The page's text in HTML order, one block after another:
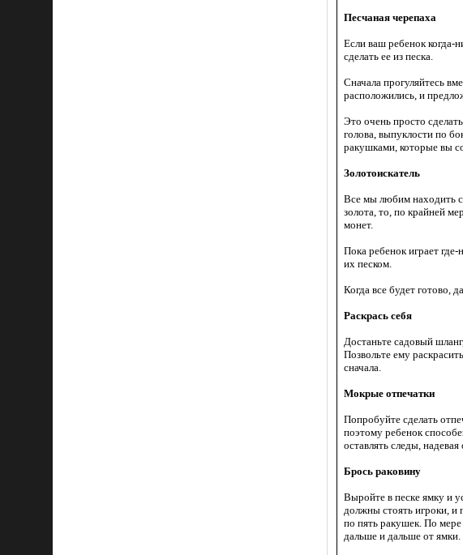
Песчаная черепаха
Если ваш ребенок когда-
сделать ее из песка.
Сначала прогуляйтесь
расположились, и
Это очень просто
голова, выпуклости по
ракушками, которые вы
Золотоискатель
Все мы любим находить
золота, то, по крайней
монет.
Пока ребенок играет
их песком.
Когда все будет готово,
Раскрась себя
Достаньте садовый
Позвольте ему
сначала.
Мокрые отпечатки
Попробуйте сделать
поэтому ребенок
оставлять следы,
Брось раковину
Выройте в песке ямку и
должны стоять игроки, и
по пять ракушек. По мере
дальше и дальше от ямки.